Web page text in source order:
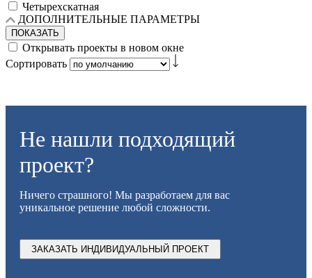
Четырехскатная
ДОПОЛНИТЕЛЬНЫЕ ПАРАМЕТРЫ
ПОКАЗАТЬ
Открывать проекты в новом окне
Сортировать
Не нашли подходящий
проект?
Ничего страшного! Мы разработаем для вас
уникальное решение любой сложности.
ЗАКАЗАТЬ ИНДИВИДУАЛЬНЫЙ ПРОЕКТ